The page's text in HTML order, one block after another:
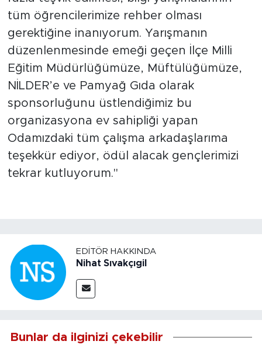
tüm öğrencilerimize rehber olması
gerektiğine inanıyorum. Yarışmanın
düzenlenmesinde emeği geçen İlçe Milli
Eğitim Müdürlüğümüze, Müftülüğümüze,
NİLDER’e ve Pamyağ Gıda olarak
sponsorluğunu üstlendiğimiz bu
organizasyona ev sahipliği yapan
Odamızdaki tüm çalışma arkadaşlarıma
teşekkür ediyor, ödül alacak gençlerimizi
tekrar kutluyorum."
EDITÖR HAKKINDA
Nihat Sıvakçıgil
Bunlar da ilginizi çekebilir